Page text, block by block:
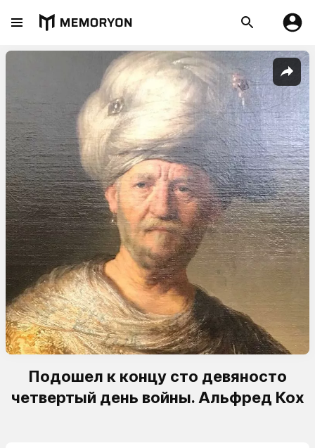
Подошел к концу сто девяносто
четвертый день войны. Альфред Кох